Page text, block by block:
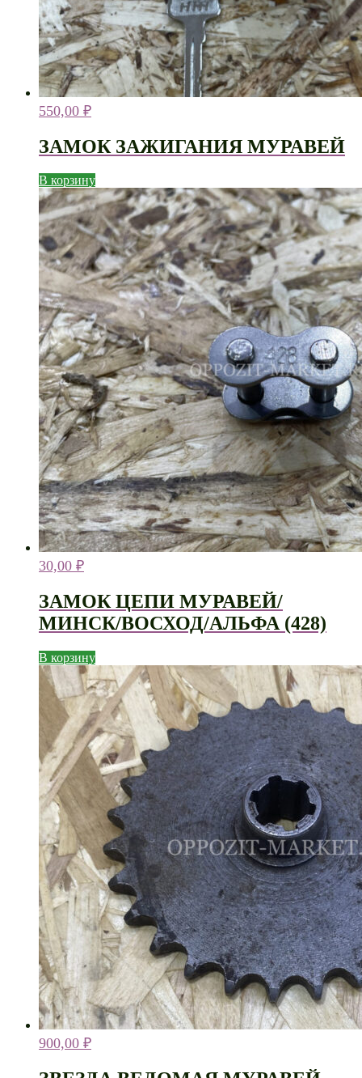
550,00 ₽
ЗАМОК ЗАЖИГАНИЯ МУРАВЕЙ
В корзину
30,00 ₽
ЗАМОК ЦЕПИ МУРАВЕЙ/
МИНСК/ВОСХОД/АЛЬФА (428)
В корзину
900,00 ₽